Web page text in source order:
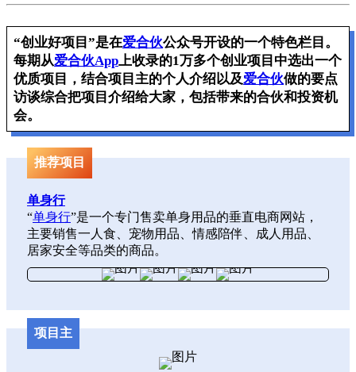
“创业好项目”是在爱合伙公众号开设的一个特色栏目。
每期从爱合伙App上收录的1万多个创业项目中选出一个
优质项目，结合项目主的个人介绍以及爱合伙做的要点
访谈综合把项目介绍给大家，包括带来的合伙和投资机
会。
推荐项目
单身行
“单身行”是一个专门售卖单身用品的垂直电商网站，
主要销售一人食、宠物用品、情感陪伴、成人用品、
居家安全等品类的商品。
项目主